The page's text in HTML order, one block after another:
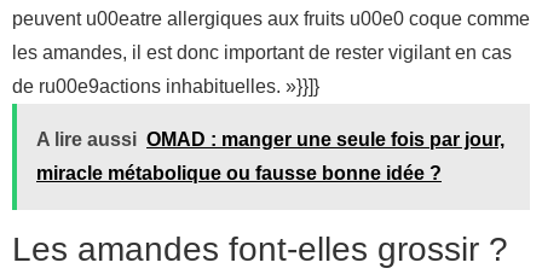
peuvent u00eatre allergiques aux fruits u00e0 coque comme
les amandes, il est donc important de rester vigilant en cas
de ru00e9actions inhabituelles. »}}]}
A lire aussi OMAD : manger une seule fois par jour,
miracle métabolique ou fausse bonne idée ?
Les amandes font-elles grossir ?